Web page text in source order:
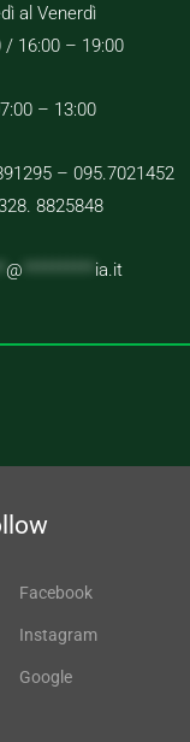
al Venerdì
/ 16:00 – 19:00
– 13:00
– 095.7021452
8825848
@ ia.it
Facebook
Instagram
Google